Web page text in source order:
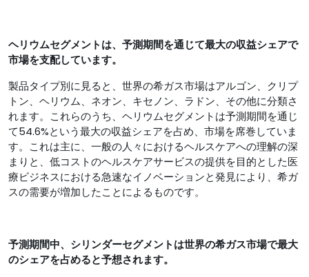
ヘリウムセグメントは、予測期間を通じて最大の収益シェアで
市場を支配しています。
製品タイプ別に見ると、世界の希ガス市場はアルゴン、クリプ
トン、ヘリウム、ネオン、キセノン、ラドン、その他に分類さ
れます。これらのうち、ヘリウムセグメントは予測期間を通じ
て54.6%という最大の収益シェアを占め、市場を席巻していま
す。これは主に、一般の人々におけるヘルスケアへの理解の深
まりと、低コストのヘルスケアサービスの提供を目的とした医
療ビジネスにおける急速なイノベーションと発見により、希ガ
スの需要が増加したことによるものです。
予測期間中、シリンダーセグメントは世界の希ガス市場で最大
のシェアを占めると予想されます。